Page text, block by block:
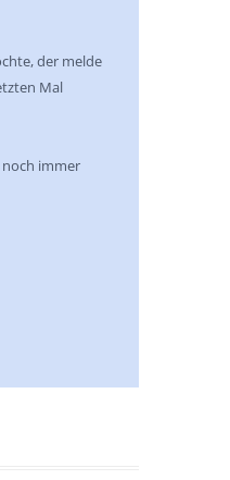
der melde
Mal
immer